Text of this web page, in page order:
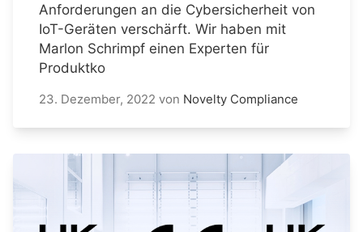
Anforderungen an die Cybersicherheit von
IoT-Geräten verschärft. Wir haben mit
Marlon Schrimpf einen Experten für
Produktko
23. Dezember, 2022 von Novelty Compliance